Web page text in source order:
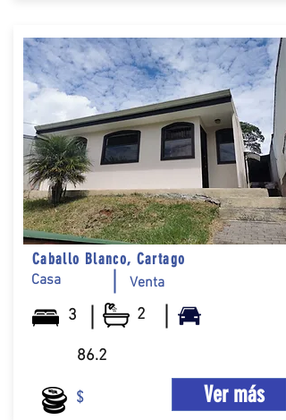
Caballo Blanco, Cartago
Casa
Venta
3 2
86.2
$ Ver más